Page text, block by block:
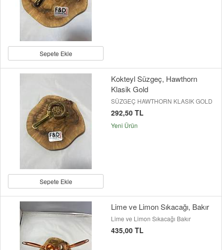
Sepete Ekle
Sepete Ekle
Kokteyl Süzgeç, Hawthorn
Klasik Gold
SÜZGEÇ HAWTHORN KLASIK GOLD
292,50 TL
Yeni Ürün
Lime ve Limon Sıkacağı, Bakır
Lime ve Limon Sıkacağı Bakır
435,00 TL